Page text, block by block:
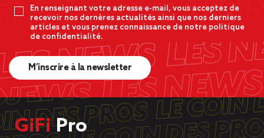
En renseignant votre adresse e-mail, vous acceptez de
recevoir nos dernères actualités ainsi que nos derniers
articles et vous prenez connaissance de notre politique
de confidentialité.
M’inscrire à la newsletter
GiFiPro